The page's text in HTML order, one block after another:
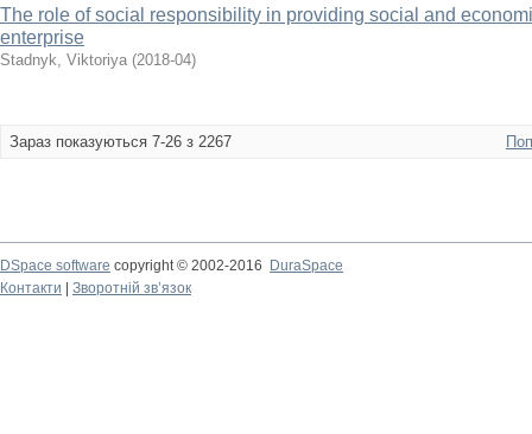
The role of social responsibility in providing social and
enterprise
Stadnyk, Viktoriya (2018-04)
Зараз показуються 7-26 з 2267
DSpace software copyright © 2002-2016
DuraSpace
Контакти
Зворотній зв’язок